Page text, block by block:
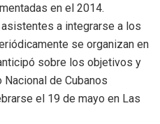
en el 2014.
a integrarse a los
se organizan en
sobre los objetivos y
de Cubanos
el 19 de mayo en Las